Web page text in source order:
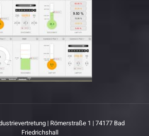
| Römerstraße 1 | 74177 Bad
Friedrichshall